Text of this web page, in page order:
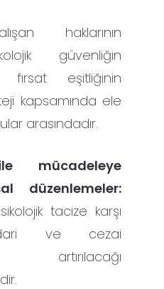
haklarının
güvenliğin
fırsat eşitliğinin
kapsamında ele
arasındadır.
mücadeleye
düzenlemeler:
tacize karşı
idari ve cezai
artırılacağı